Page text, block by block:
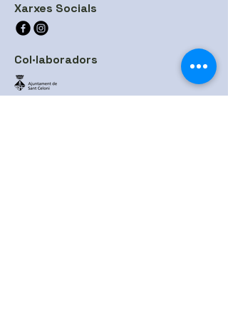
Xarxes Socials
Col·laboradors